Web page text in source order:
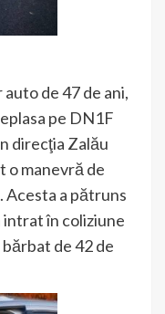
de 47 de ani,
pe DN1F
direcţia Zalău
o manevră de
Acesta a pătruns
intrat în coliziune
de 42 de